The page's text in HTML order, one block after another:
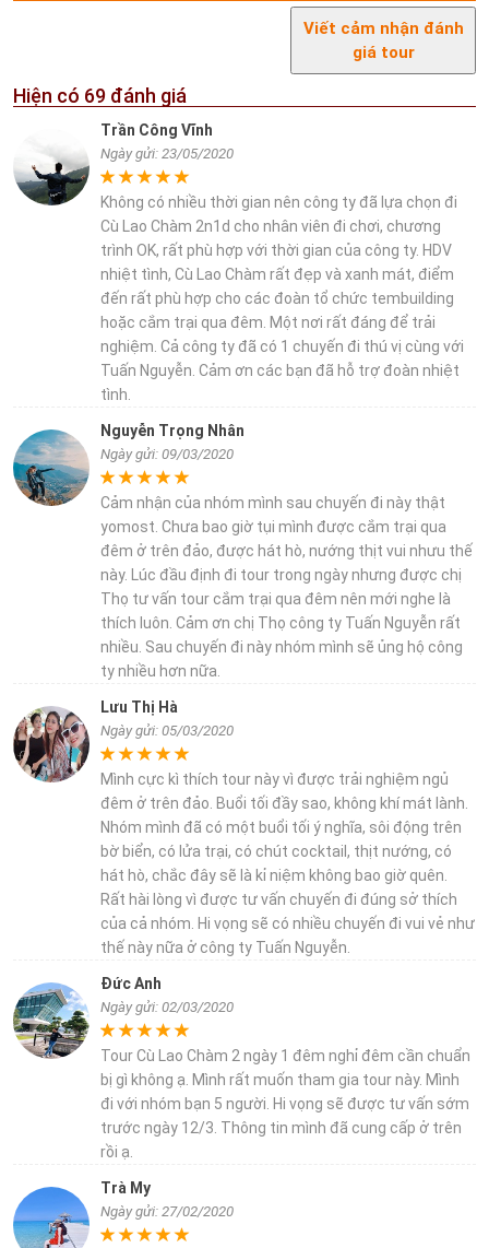
Viết cảm nhận đánh
giá tour
Hiện có 69 đánh giá
Trần Công Vĩnh
Ngày gửi: 23/05/2020
Không có nhiều thời gian nên công ty đã lựa chọn đi
Cù Lao Chàm 2n1d cho nhân viên đi chơi, chương
trình OK, rất phù hợp với thời gian của công ty. HDV
nhiệt tình, Cù Lao Chàm rất đẹp và xanh mát, điểm
đến rất phù hợp cho các đoàn tổ chức tembuilding
hoặc cắm trại qua đêm. Một nơi rất đáng để trải
nghiệm. Cả công ty đã có 1 chuyến đi thú vị cùng với
Tuấn Nguyễn. Cảm ơn các bạn đã hỗ trợ đoàn nhiệt
tình.
Nguyễn Trọng Nhân
Ngày gửi: 09/03/2020
Cảm nhận của nhóm mình sau chuyến đi này thật
yomost. Chưa bao giờ tụi mình được cắm trại qua
đêm ở trên đảo, được hát hò, nướng thịt vui nhưu thế
này. Lúc đầu định đi tour trong ngày nhưng được chị
Thọ tư vấn tour cắm trại qua đêm nên mới nghe là
thích luôn. Cảm ơn chị Thọ công ty Tuấn Nguyễn rất
nhiều. Sau chuyến đi này nhóm mình sẽ ủng hộ công
ty nhiều hơn nữa.
Lưu Thị Hà
Ngày gửi: 05/03/2020
Mình cực kì thích tour này vì được trải nghiệm ngủ
đêm ở trên đảo. Buổi tối đầy sao, không khí mát lành.
Nhóm mình đã có một buổi tối ý nghĩa, sôi động trên
bờ biển, có lửa trại, có chút cocktail, thịt nướng, có
hát hò, chắc đây sẽ là kỉ niệm không bao giờ quên.
Rất hài lòng vì được tư vấn chuyến đi đúng sở thích
của cả nhóm. Hi vọng sẽ có nhiều chuyến đi vui vẻ như
thế này nữa ở công ty Tuấn Nguyễn.
Đức Anh
Ngày gửi: 02/03/2020
Tour Cù Lao Chàm 2 ngày 1 đêm nghỉ đêm cần chuẩn
bị gì không ạ. Mình rất muốn tham gia tour này. Mình
đi với nhóm bạn 5 người. Hi vọng sẽ được tư vấn sớm
trước ngày 12/3. Thông tin mình đã cung cấp ở trên
rồi ạ.
Trà My
Ngày gửi: 27/02/2020